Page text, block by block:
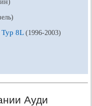
Typ 8L (1996-2003)
Ауди